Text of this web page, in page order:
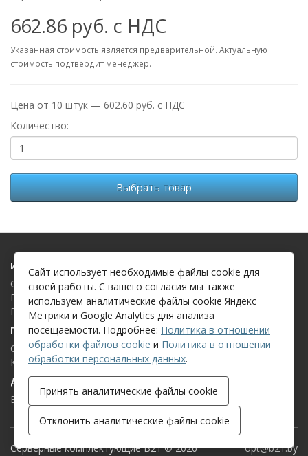
662.86 руб. с НДС
Указанная стоимость является предварительной. Актуальную
стоимость подтвердит менеджер.
Цена от 10 штук — 602.60 руб. с НДС
Количество:
Выбрать товар
Информация
О компании
Политика в отношении обработки файлов cookie
Политика в отношении обработки персональных данных
Поддержка клиентов
Связаться с нами
Карта сайта
Дополнительно
Бренды
Серверные комплектующие B21 © 2026 opt@b21.by
Сайт использует необходимые файлы cookie для
своей работы. С вашего согласия мы также
используем аналитические файлы cookie Яндекс
Метрики и Google Analytics для анализа
посещаемости. Подробнее: Политика в отношении
обработки файлов cookie и Политика в отношении
обработки персональных данных.
Принять аналитические файлы cookie
Отклонить аналитические файлы cookie